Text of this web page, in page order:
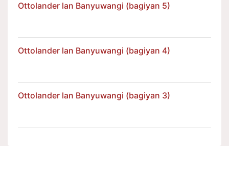
Ottolander lan Banyuwangi (bagiyan 5)
Ottolander lan Banyuwangi (bagiyan 4)
Ottolander lan Banyuwangi (bagiyan 3)